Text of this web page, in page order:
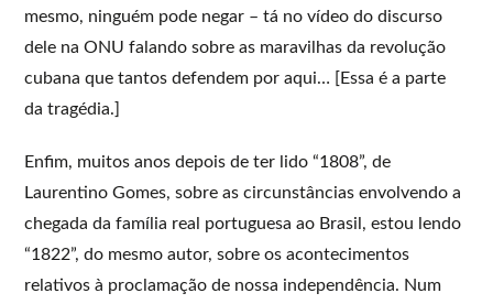
mesmo, ninguém pode negar – tá no vídeo do discurso
dele na ONU falando sobre as maravilhas da revolução
cubana que tantos defendem por aqui… [Essa é a parte
da tragédia.]
Enfim, muitos anos depois de ter lido “1808”, de
Laurentino Gomes, sobre as circunstâncias envolvendo a
chegada da família real portuguesa ao Brasil, estou lendo
“1822”, do mesmo autor, sobre os acontecimentos
relativos à proclamação de nossa independência. Num